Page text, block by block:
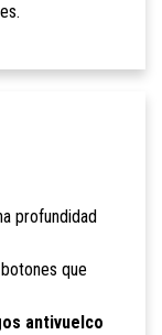
profundidad
que
antivuelco